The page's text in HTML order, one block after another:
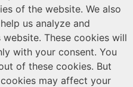
of the website. We also
us analyze and
These cookies will
with your consent. You
of these cookies. But
may affect your